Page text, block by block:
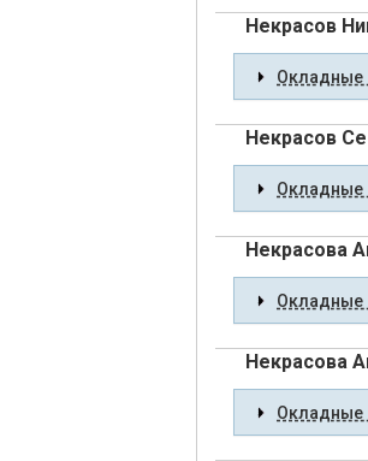
Некрасов
Окладные
Некрасов
Окладные
Некрасова
Окладные
Некрасова
Окладные